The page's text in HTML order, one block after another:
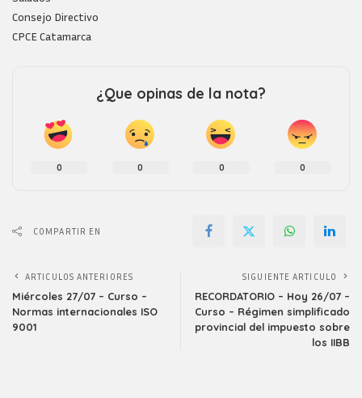
Consejo Directivo
CPCE Catamarca
¿Que opinas de la nota?
0 0 0 0
COMPARTIR EN
ARTICULOS ANTERIORES
Miércoles 27/07 – Curso –
Normas internacionales ISO
9001
SIGUIENTE ARTICULO
RECORDATORIO – Hoy 26/07 –
Curso – Régimen simplificado
provincial del impuesto sobre
los IIBB